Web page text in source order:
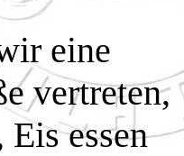
eine
vertreten,
essen